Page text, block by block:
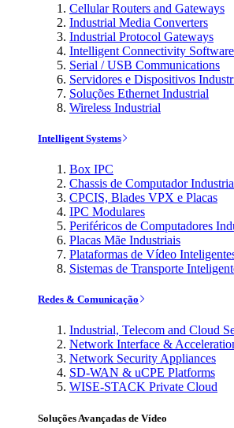
Cellular Routers and Gateways
Industrial Media Converters
Industrial Protocol Gateways
Intelligent Connectivity Software
Serial / USB Communications
Servidores e Dispositivos
Soluções Ethernet Industrial
Wireless Industrial
Intelligent Systems
Box IPC
Chassis de Computador
CPCIS, Blades VPX e Placas
IPC Modulares
Periféricos de Computadores
Placas Mãe Industriais
Plataformas de Vídeo
Sistemas de Transporte
Redes & Comunicação
Industrial, Telecom and Cloud
Network Interface &
Network Security Appliances
SD-WAN & uCPE Platforms
WISE-STACK Private Cloud
Soluções Avançadas de Vídeo